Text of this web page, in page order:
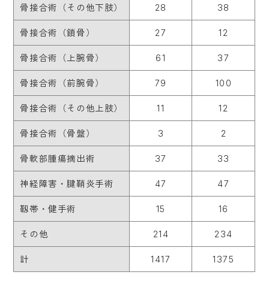
骨接合術（その他下肢） 28 38
骨接合術（鎖骨） 27 12
骨接合術（上腕骨） 61 37
骨接合術（前腕骨） 79 100
骨接合術（その他上肢） 11 12
骨接合術（骨盤） 3 2
骨軟部腫瘍摘出術 37 33
神経障害・腱鞘炎手術 47 47
靱帯・健手術 15 16
その他 214 234
計 1417 1375